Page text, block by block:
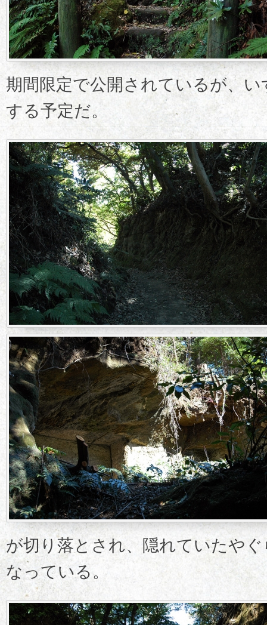
期間限定で公開されているが、
する予定だ。
が切り落とされ、隠れていたや
なっている。